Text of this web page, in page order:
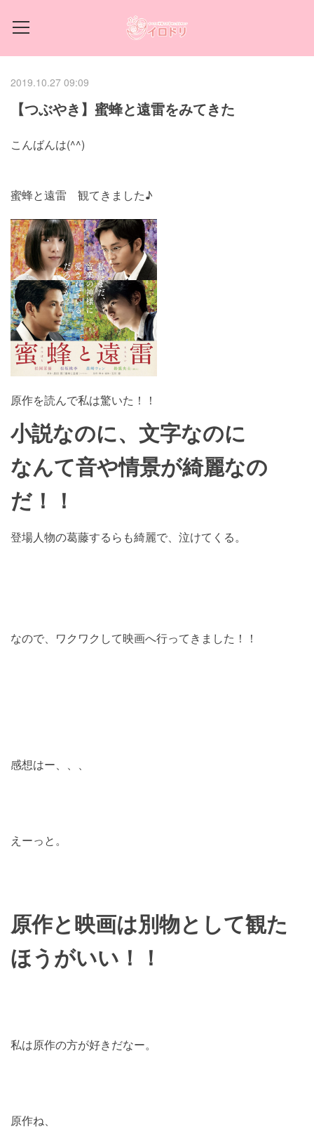
2019.10.27 09:09
【つぶやき】蜜蜂と遠雷をみてきた
こんばんは(^^)
蜜蜂と遠雷 観てきました♪
原作を読んで私は驚いた！！
小説なのに、文字なのに
なんて音や情景が綺麗なの
だ！！
登場人物の葛藤するらも綺麗で、泣けてくる。
なので、ワクワクして映画へ行ってきました！！
感想はー、、、
えーっと。
原作と映画は別物として観た
ほうがいい！！
私は原作の方が好きだなー。
原作ね、